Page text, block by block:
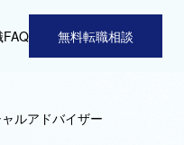
無料転職相談
ルアドバイザー